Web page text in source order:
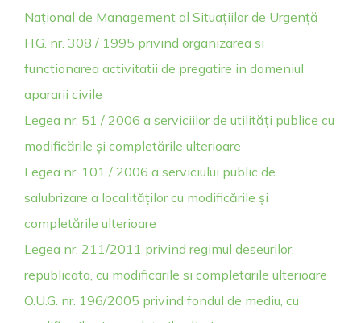
Național de Management al Situațiilor de Urgență
H.G. nr. 308 / 1995 privind organizarea si
functionarea activitatii de pregatire in domeniul
apararii civile
Legea nr. 51 / 2006 a serviciilor de utilități publice cu
modificările și completările ulterioare
Legea nr. 101 / 2006 a serviciului public de
salubrizare a localităților cu modificările și
completările ulterioare
Legea nr. 211/2011 privind regimul deseurilor,
republicata, cu modificarile si completarile ulterioare
O.U.G. nr. 196/2005 privind fondul de mediu, cu